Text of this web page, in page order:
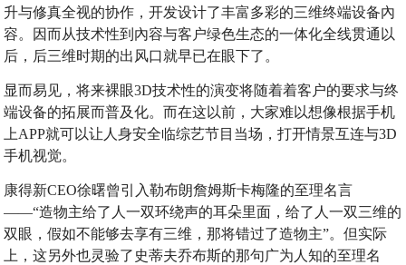
升与修真全视的协作，开发设计了丰富多彩的三维终端设备內
容。因而从技术性到內容与客户绿色生态的一体化全线贯通以
后，后三维时期的出风口就早已在眼下了。
显而易见，将来裸眼3D技术性的演变将随着着客户的要求与终
端设备的拓展而普及化。而在这以前，大家难以想像根据手机
上APP就可以让人身安全临综艺节目当场，打开情景互连与3D
手机视觉。
康得新CEO徐曙曾引入勒布朗詹姆斯卡梅隆的至理名言
——“造物主给了人一双环绕声的耳朵里面，给了人一双三维的
双眼，假如不能够去享有三维，那将错过了造物主”。但实际
上，这另外也灵验了史蒂夫乔布斯的那句广为人知的至理名